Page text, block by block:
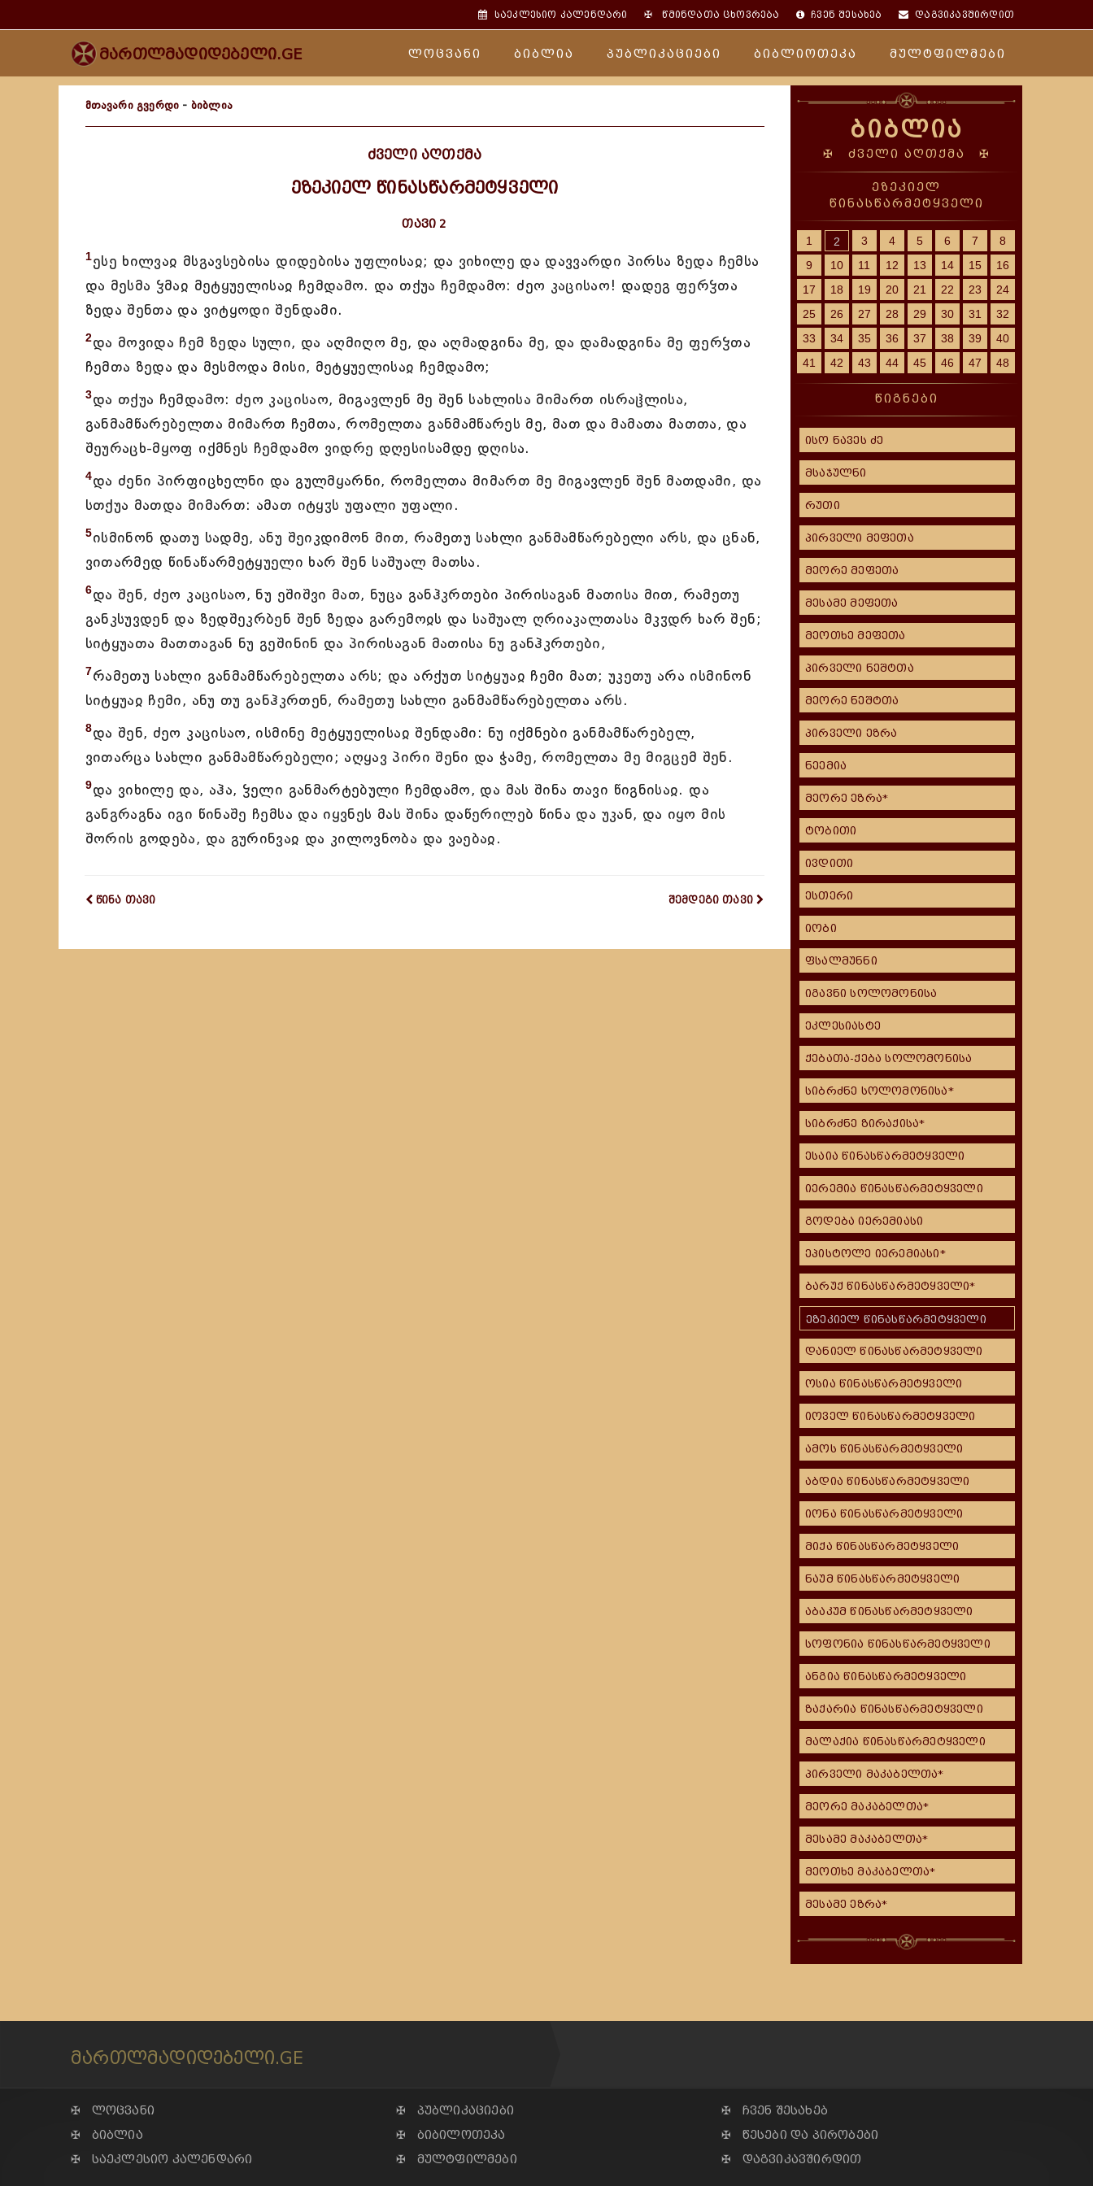
საეკლესიო კალენდარი ✠წმინდათა ცხოვრება ჩვენ შესახებ დაგვიკავშირდით
მართლმადიდებელი.GE ლოცვანი ბიბლია პუბლიკაციები ბიბლიოთეკა მულტფილმები
მთავარი გვერდი - ბიბლია
ძველი აღთქმა
ეზეკიელ წინასწარმეტყველი
თავი 2
1ესე ხილვაჲ მსგავსებისა დიდებისა უფლისაჲ; და ვიხილე და დავვარდი პირსა ზედა ჩემსა
და მესმა ჴმაჲ მეტყუელისაჲ ჩემდამო. და თქუა ჩემდამო: ძეო კაცისაო! დადეგ ფერჴთა
ზედა შენთა და ვიტყოდი შენდამი.
2და მოვიდა ჩემ ზედა სული, და აღმიღო მე, და აღმადგინა მე, და დამადგინა მე ფერჴთა
ჩემთა ზედა და მესმოდა მისი, მეტყუელისაჲ ჩემდამო;
3და თქუა ჩემდამო: ძეო კაცისაო, მიგავლენ მე შენ სახლისა მიმართ ისრაჱლისა,
განმამწარებელთა მიმართ ჩემთა, რომელთა განმამწარეს მე, მათ და მამათა მათთა, და
შეურაცხ-მყოფ იქმნეს ჩემდამო ვიდრე დღესისამდე დღისა.
4და ძენი პირფიცხელნი და გულმყარნი, რომელთა მიმართ მე მიგავლენ შენ მათდამი, და
სთქუა მათდა მიმართ: ამათ იტყჳს უფალი უფალი.
5ისმინონ დათუ სადმე, ანუ შეიკდიმონ მით, რამეთუ სახლი განმამწარებელი არს, და ცნან,
ვითარმედ წინაწარმეტყუელი ხარ შენ საშუალ მათსა.
6და შენ, ძეო კაცისაო, ნუ ეშიშვი მათ, ნუცა განჰკრთები პირისაგან მათისა მით, რამეთუ
განკსუვდენ და ზედშეკრბენ შენ ზედა გარემოჲს და საშუალ ღრიაკალთასა მკჳდრ ხარ შენ;
სიტყუათა მათთაგან ნუ გეშინინ და პირისაგან მათისა ნუ განჰკრთები,
7რამეთუ სახლი განმამწარებელთა არს; და არქუთ სიტყუაჲ ჩემი მათ; უკეთუ არა ისმინონ
სიტყუაჲ ჩემი, ანუ თუ განჰკრთენ, რამეთუ სახლი განმამწარებელთა არს.
8და შენ, ძეო კაცისაო, ისმინე მეტყუელისაჲ შენდამი: ნუ იქმნები განმამწარებელ,
ვითარცა სახლი განმამწარებელი; აღყავ პირი შენი და ჭამე, რომელთა მე მიგცემ შენ.
9და ვიხილე და, აჰა, ჴელი განმარტებული ჩემდამო, და მას შინა თავი წიგნისაჲ. და
განგრაგნა იგი წინაშე ჩემსა და იყვნეს მას შინა დაწერილებ წინა და უკან, და იყო მის
შორის გოდება, და გურინვაჲ და კილოვნობა და ვაებაჲ.
წინა თავი შემდეგი თავი
ბიბლია
✠ ძველი აღთქმა ✠
ეზეკიელ
წინასწარმეტყველი
1 2 3 4 5 6 7
8
9
10 11 12 13 14 15
16
17
18 19 20 21 22 23
24
25
26 27 28 29 30 31
32
33
34 35 36 37 38 39
40
41
42 43 44 45 46 47 48
წიგნები
ისო ნავეს ძე
მსაჯულნი
რუთი
პირველი მეფეთა
მეორე მეფეთა
მესამე მეფეთა
მეოთხე მეფეთა
პირველი ნეშტთა
მეორე ნეშტთა
პირველი ეზრა
ნეემია
მეორე ეზრა*
ტობითი
ივდითი
ესთერი
იობი
ფსალმუნნი
იგავნი სოლომონისა
ეკლესიასტე
ქებათა-ქება სოლომონისა
სიბრძნე სოლომონისა*
სიბრძნე ზირაქისა*
ესაია წინასწარმეტყველი
იერემია წინასწარმეტყველი
გოდება იერემიასი
ეპისტოლე იერემიასი*
ბარუქ წინასწარმეტყველი*
ეზეკიელ წინასწარმეტყველი
დანიელ წინასწარმეტყველი
ოსია წინასწარმეტყველი
იოველ წინასწარმეტყველი
ამოს წინასწარმეტყველი
აბდია წინასწარმეტყველი
იონა წინასწარმეტყველი
მიქა წინასწარმეტყველი
ნაუმ წინასწარმეტყველი
აბაკუმ წინასწარმეტყველი
სოფონია წინასწარმეტყველი
ანგია წინასწარმეტყველი
ზაქარია წინასწარმეტყველი
მალაქია წინასწარმეტყველი
პირველი მაკაბელთა*
მეორე მაკაბელთა*
მესამე მაკაბელთა*
მეოთხე მაკაბელთა*
მესამე ეზრა*
მართლმადიდებელი.GE
✠ ლოცვანი
✠ ბიბლია
✠ საეკლესიო კალენდარი
✠ პუბლიკაციები
✠ ბიბილოთეკა
✠ მულტფილმები
✠ ჩვენ შესახებ
✠ წესები და პირობები
✠ დაგვიკავშირდით